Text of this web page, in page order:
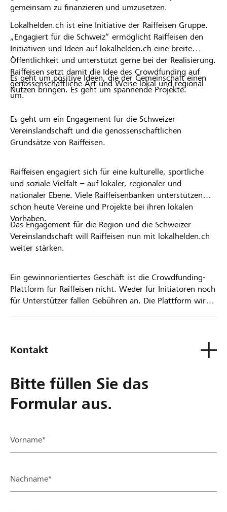
gemeinsam zu finanzieren und umzusetzen.
Lokalhelden.ch ist eine Initiative der Raiffeisen Gruppe.
„Engagiert für die Schweiz“ ermöglicht Raiffeisen den
Initiativen und Ideen auf lokalhelden.ch eine breite
Öffentlichkeit und unterstützt gerne bei der Realisierung.
Raiffeisen setzt damit die Idee des Crowdfunding auf
genossenschaftliche Art und Weise lokal und regional
um.
Es geht um positive Ideen, die der Gemeinschaft einen
Nutzen bringen. Es geht um spannende Projekte.
Es geht um ein Engagement für die Schweizer
Vereinslandschaft und die genossenschaftlichen
Grundsätze von Raiffeisen.
Raiffeisen engagiert sich für eine kulturelle, sportliche
und soziale Vielfalt – auf lokaler, regionaler und
nationaler Ebene. Viele Raiffeisenbanken unterstützen
schon heute Vereine und Projekte bei ihren lokalen
Vorhaben.
Das Engagement für die Region und die Schweizer
Vereinslandschaft will Raiffeisen nun mit lokalhelden.ch
weiter stärken.
Ein gewinnorientiertes Geschäft ist die Crowdfunding-
Plattform für Raiffeisen nicht. Weder für Initiatoren noch
für Unterstützer fallen Gebühren an. Die Plattform wird
Kontakt
Bitte füllen Sie das
Formular aus.
Vorname*
Nachname*